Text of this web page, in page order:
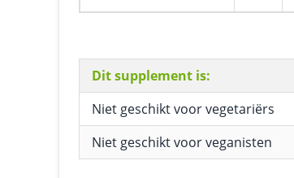
Dit supplement is:
Niet geschikt voor vegetariërs
Niet geschikt voor veganisten